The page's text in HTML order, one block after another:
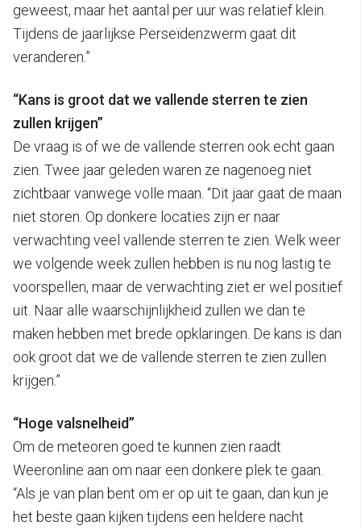
geweest, maar het aantal per uur was relatief klein.
Tijdens de jaarlijkse Perseïdenzwerm gaat dit
veranderen.”
“Kans is groot dat we vallende sterren te zien
zullen krijgen”
De vraag is of we de vallende sterren ook echt gaan
zien. Twee jaar geleden waren ze nagenoeg niet
zichtbaar vanwege volle maan. “Dit jaar gaat de maan
niet storen. Op donkere locaties zijn er naar
verwachting veel vallende sterren te zien. Welk weer
we volgende week zullen hebben is nu nog lastig te
voorspellen, maar de verwachting ziet er wel positief
uit. Naar alle waarschijnlijkheid zullen we dan te
maken hebben met brede opklaringen. De kans is dan
ook groot dat we de vallende sterren te zien zullen
krijgen.”
“Hoge valsnelheid”
Om de meteoren goed te kunnen zien raadt
Weeronline aan om naar een donkere plek te gaan.
“Als je van plan bent om er op uit te gaan, dan kun je
het beste gaan kijken tijdens een heldere nacht